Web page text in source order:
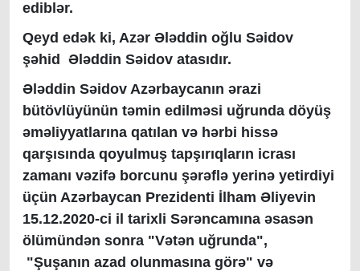
ediblər.
Qeyd edək ki, Azər Ələddin oğlu Səidov
şəhid Ələddin Səidov atasıdır.
Ələddin Səidov Azərbaycanın ərazi
bütövlüyünün təmin edilməsi uğrunda döyüş
əməliyyatlarına qatılan və hərbi hissə
qarşısında qoyulmuş tapşırıqların icrası
zamanı vəzifə borcunu şərəflə yerinə yetirdiyi
üçün Azərbaycan Prezidenti İlham Əliyevin
15.12.2020-ci il tarixli Sərəncamına əsasən
ölümündən sonra "Vətən uğrunda",
"Şuşanın azad olunmasına görə" və